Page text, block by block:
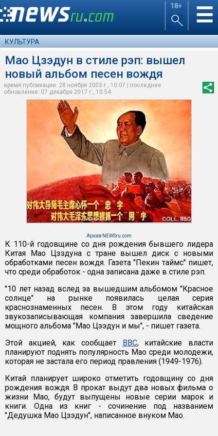
18+ ☰
КУЛЬТУРА
Мао Цзэдун в стиле рэп: вышел
новый альбом песен вождя
время публикации: 28 ноября 2003 г., 10:07 | последнее
обновление: 07 декабря 2017 г., 10:54
Архив NEWSru.com
К 110-й годовщине со дня рождения бывшего лидера
Китая Мао Цзэдуна с тране вышел диск с новыми
обработками песен вождя. Газета "Пекин таймс" пишет,
что среди обработок - одна записана даже в стиле рэп.
"10 лет назад вслед за вышедшим альбомом "Красное
солнце" на рынке появилась целая серия
краснознаменных песен. В этом году китайская
звукозаписывающая компания завершила сведение
мощного альбома "Мао Цзэдун и мы", - пишет газета.
Этой акцией, как сообщает BBC, китайские власти
планируют поднять популярность Мао среди молодежи,
которая не застала его период правления (1949-1976).
Китай планирует широко отметить годовщину со дня
рождения вождя. В прокат выдут два новых фильма о
жизни Мао, будут выпущены новые серии марок и
книги. Одна из книг - сочинение под названием
"Дедушка Мао Цзэдун", написанное внуком Мао.